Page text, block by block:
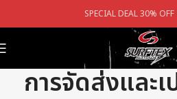
SPECIAL DEAL 30% OFF
การจัดส่งและ